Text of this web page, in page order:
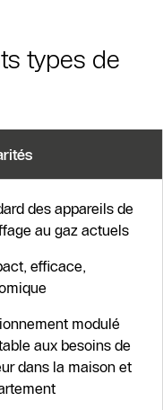
types de
des appareils de
au gaz actuels
efficace,
modulé
aux besoins de
dans la maison et